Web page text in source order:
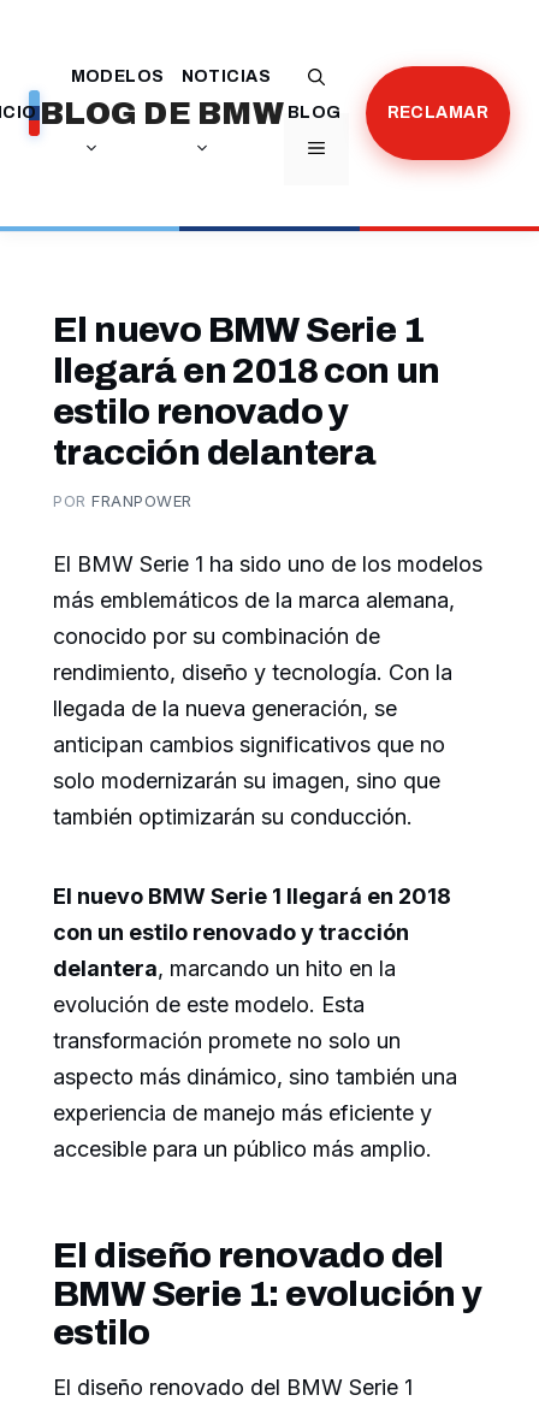
contenido
BLOG DE BMW
MENÚ
MODELOS
NOTICIAS
BLOG
RECLAMAR
El nuevo BMW Serie 1
llegará en 2018 con un
estilo renovado y
tracción delantera
PORFRANPOWER
El BMW Serie 1 ha sido uno de los modelos
más emblemáticos de la marca alemana,
conocido por su combinación de
rendimiento, diseño y tecnología. Con la
llegada de la nueva generación, se
anticipan cambios significativos que no
solo modernizarán su imagen, sino que
también optimizarán su conducción.
El nuevo BMW Serie 1 llegará en 2018
con un estilo renovado y tracción
delantera, marcando un hito en la
evolución de este modelo. Esta
transformación promete no solo un
aspecto más dinámico, sino también una
experiencia de manejo más eficiente y
accesible para un público más amplio.
El diseño renovado del
BMW Serie 1: evolución y
estilo
El diseño renovado del BMW Serie 1